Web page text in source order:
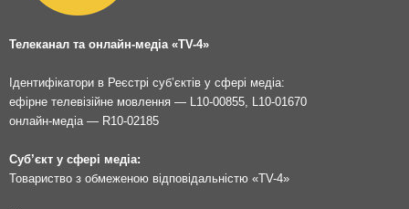
Телеканал та онлайн-медіа «TV-4»
Ідентифікатори в Реєстрі суб’єктів у сфері медіа:
ефірне телевізійне мовлення — L10-00855, L10-01670
онлайн-медіа — R10-02185
Суб’єкт у сфері медіа:
Товариство з обмеженою відповідальністю «TV-4»